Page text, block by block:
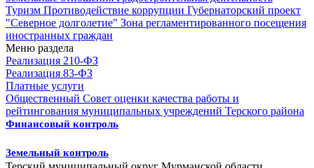
Туризм Противодействие коррупции Губернаторский проект
"Северное долголетие" Зона регламентированного посещения
иностранных граждан
Меню раздела
Реализация 210-ФЗ
Реализация 83-ФЗ
Платные услуги
Общественный Совет оценки качества работы и
рейтингования муниципальных учреждений Терского района
Финансовый контроль
Земельный контроль